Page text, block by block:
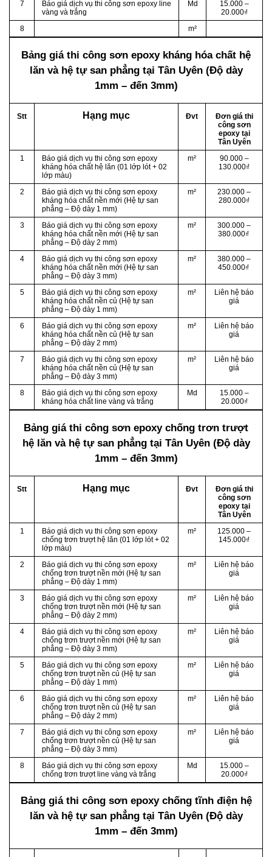
7
Báo giá dịch vụ thi công sơn epoxy line
vàng và trắng
Md
15.000 –
20.000₫
8
m²
Bảng giá thi công sơn epoxy kháng hóa chất hệ
lăn và hệ tự san phẳngtại Tân Uyên (Độ dày
1mm – đến 3mm)
Stt Hạng mục Đvt
Đơn giá thi
công sơn
epoxy tại
Tân Uyên
1
Báo giá dịch vụ thi công sơn epoxy
kháng hóa chất hệ lăn (01 lớp lót + 02
lớp màu)
m²
90.000 –
130.000₫
2
Báo giá dịch vụ thi công sơn epoxy
kháng hóa chất nền mới (Hệ tự san
phẳng – Độ dày 1 mm)
m²
230.000 –
280.000₫
3
Báo giá dịch vụ thi công sơn epoxy
kháng hóa chất nền mới (Hệ tự san
phẳng – Độ dày 2 mm)
m²
300.000 –
380.000₫
4
Báo giá dịch vụ thi công sơn epoxy
kháng hóa chất nền mới (Hệ tự san
phẳng – Độ dày 3 mm)
m²
380.000 –
450.000₫
5
Báo giá dịch vụ thi công sơn epoxy
kháng hóa chất nền củ (Hệ tự san
phẳng – Độ dày 1 mm)
m²
Liên hệ báo
giá
6
Báo giá dịch vụ thi công sơn epoxy
kháng hóa chất nền củ (Hệ tự san
phẳng – Độ dày 2 mm)
m²
Liên hệ báo
giá
7
Báo giá dịch vụ thi công sơn epoxy
kháng hóa chất nền củ (Hệ tự san
phẳng – Độ dày 3 mm)
m²
Liên hệ báo
giá
8
Báo giá dịch vụ thi công sơn epoxy
kháng hóa chất line vàng và trắng
Md
15.000 –
20.000₫
Bảng giá thi công sơn epoxy chống trơn trượt
hệ lăn và hệ tự san phẳngtại Tân Uyên (Độ dày
1mm – đến 3mm)
Stt Hạng mục Đvt
Đơn giá thi
công sơn
epoxy tại
Tân Uyên
1
Báo giá dịch vụ thi công sơn epoxy
chống trơn trượt hệ lăn (01 lớp lót + 02
lớp màu)
m²
125.000 –
145.000₫
2
Báo giá dịch vụ thi công sơn epoxy
chống trơn trượt nền mới (Hệ tự san
phẳng – Độ dày 1 mm)
m²
Liên hệ báo
giá
3
Báo giá dịch vụ thi công sơn epoxy
chống trơn trượt nền mới (Hệ tự san
phẳng – Độ dày 2 mm)
m²
Liên hệ báo
giá
4
Báo giá dịch vụ thi công sơn epoxy
chống trơn trượt nền mới (Hệ tự san
phẳng – Độ dày 3 mm)
m²
Liên hệ báo
giá
5
Báo giá dịch vụ thi công sơn epoxy
chống trơn trượt nền củ (Hệ tự san
phẳng – Độ dày 1 mm)
m²
Liên hệ báo
giá
6
Báo giá dịch vụ thi công sơn epoxy
chống trơn trượt nền củ (Hệ tự san
phẳng – Độ dày 2 mm)
m²
Liên hệ báo
giá
7
Báo giá dịch vụ thi công sơn epoxy
chống trơn trượt nền củ (Hệ tự san
phẳng – Độ dày 3 mm)
m²
Liên hệ báo
giá
8
Báo giá dịch vụ thi công sơn epoxy
chống trơn trượt line vàng và trắng
Md
15.000 –
20.000₫
Bảng giá thi công sơn epoxy chống tĩnh điện hệ
lăn và hệ tự san phẳngtại Tân Uyên (Độ dày
1mm – đến 3mm)